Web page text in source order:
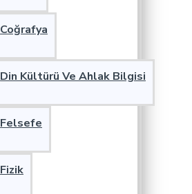
Coğrafya
Din Kültürü Ve Ahlak Bilgisi
Felsefe
Fizik